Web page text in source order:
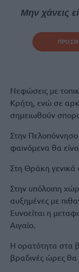
Μην χάνεις
Νεφώσεις με
Κρήτη, ενώ σε
σημειωθούν
Στην
φαινόμενα θα
Στη Θράκη γενικά
Στην υπόλοιπη
αυξημένες με
Ευνοείται η
Αιγαίο.
Η ορατότητα στα
βραδινές ώρες θα